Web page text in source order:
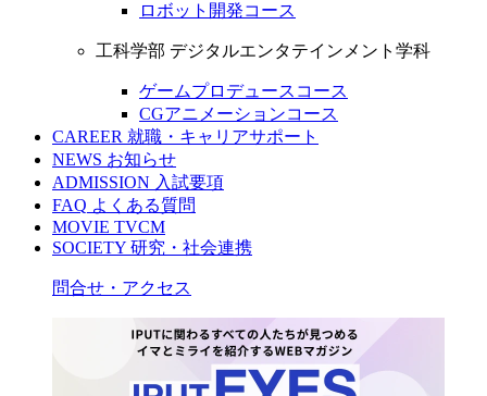
ロボット開発コース
工科学部 デジタルエンタテインメント学科
ゲームプロデュースコース
CGアニメーションコース
CAREER 就職・キャリアサポート
NEWS お知らせ
ADMISSION 入試要項
FAQ よくある質問
MOVIE TVCM
SOCIETY 研究・社会連携
問合せ・アクセス